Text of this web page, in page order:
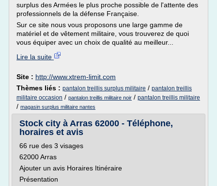
surplus des Armées le plus proche possible de l'attente des
professionnels de la défense Française.
Sur ce site nous vous proposons une large gamme de
matériel et de vêtement militaire, vous trouverez de quoi
vous équiper avec un choix de qualité au meilleur...
Lire la suite
Site : http://www.xtrem-limit.com
Thèmes liés : pantalon treillis surplus militaire / pantalon treillis
militaire occasion / pantalon treillis militaire noir / pantalon treillis militaire
/ magasin surplus militaire nantes
Stock city à Arras 62000 - Téléphone,
horaires et avis
66 rue des 3 visages
62000 Arras
Ajouter un avis Horaires Itinéraire
Présentation